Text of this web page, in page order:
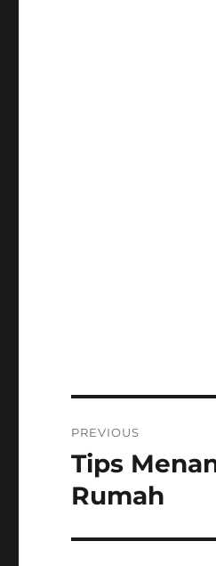
navigation
PREVIOUS
Previous
post:
Tips
Rumah